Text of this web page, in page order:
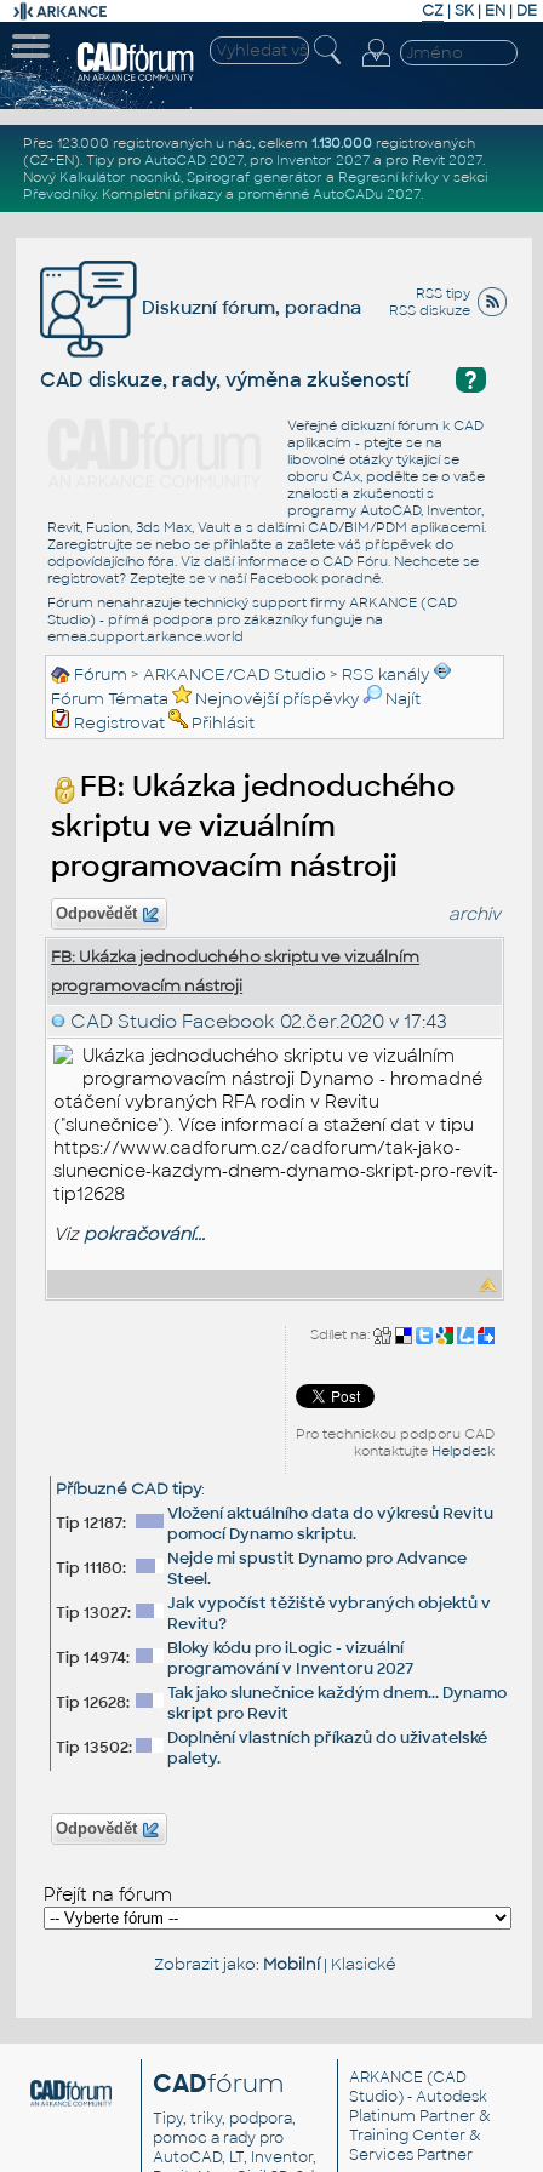
CZ | SK| EN | DE
Přes 123.000 registrovaných u nás, celkem 1.130.000registrovaných
(CZ+EN). Tipy pro AutoCAD 2027, pro Inventor 2027a pro Revit 2027.
Nový Kalkulátor nosníků, Spirograf generátor a Regresní křivkyv sekci
Převodníky. Kompletní příkazya proměnné AutoCADu 2027.
RSS tipy
RSS diskuze
Diskuzní fórum, poradna
?
CAD diskuze, rady, výměna zkušeností
Veřejné diskuzní fórum k CAD
aplikacím - ptejte se na
libovolné otázky týkající se
oboru CAx, podělte se o vaše
znalosti a zkušenosti s
programy AutoCAD, Inventor,
Revit, Fusion, 3ds Max, Vault a s dalšími CAD/BIM/PDM aplikacemi.
Zaregistrujte se nebo se přihlašte a zašlete váš příspěvek do
odpovídajícího fóra. Viz další informace o CAD Fóru. Nechcete se
registrovat? Zeptejte se v naší Facebook poradně.
Fórum nenahrazuje technický support firmy ARKANCE (CAD
Studio) - přímá podpora pro zákazníky funguje na
emea.support.arkance.world
Fórum >ARKANCE/CAD Studio > RSS kanály
Fórum Témata
Nejnovější příspěvky
Najít
Registrovat
Přihlásit
FB: Ukázka jednoduchého
skriptu ve vizuálním
programovacím nástroji
Odpovědět archiv
FB: Ukázka jednoduchého skriptu ve vizuálním
programovacím nástroji
CAD Studio Facebook 02.čer.2020 v 17:43
Ukázka jednoduchého skriptu ve vizuálním
programovacím nástroji Dynamo - hromadné
otáčení vybraných RFA rodin v Revitu
("slunečnice"). Více informací a stažení dat v tipu
https://www.cadforum.cz/cadforum/tak-jako-
slunecnice-kazdym-dnem-dynamo-skript-pro-revit-
tip12628
Viz pokračování...
Sdílet na:
Pro technickou podporu CAD
kontaktujte Helpdesk
Příbuzné CAD tipy:
Tip 12187:
Vložení aktuálního data do výkresů Revitu
pomocí Dynamo skriptu.
Tip 11180:
Nejde mi spustit Dynamo pro Advance
Steel.
Tip 13027:
Jak vypočíst těžiště vybraných objektů v
Revitu?
Tip 14974:
Bloky kódu pro iLogic - vizuální
programování v Inventoru 2027
Tip 12628:
Tak jako slunečnice každým dnem... Dynamo
skript pro Revit
Tip 13502:
Doplnění vlastních příkazů do uživatelské
palety.
Odpovědět
Přejít na fórum
Zobrazit jako: Mobilní| Klasické
CADfórum
Tipy, triky, podpora,
pomoc a rady pro
AutoCAD, LT, Inventor,
ARKANCE (CAD
Studio) - Autodesk
Platinum Partner &
Training Center &
Services Partner